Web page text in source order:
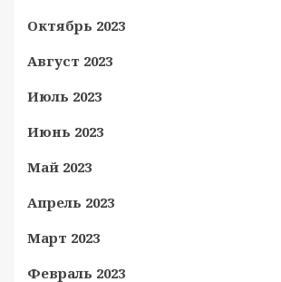
Октябрь 2023
Август 2023
Июль 2023
Июнь 2023
Май 2023
Апрель 2023
Март 2023
Февраль 2023